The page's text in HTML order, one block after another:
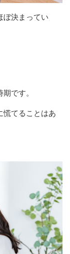
ぼ決まってい
です。
慌てることはあ